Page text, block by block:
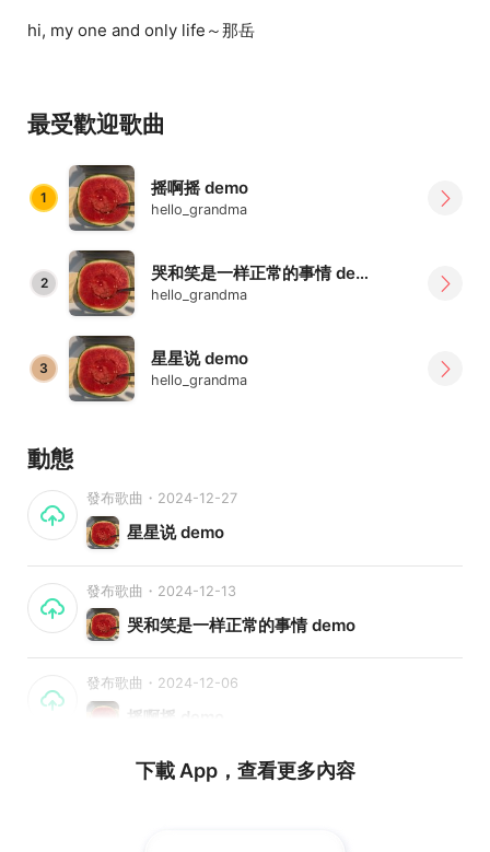
hi, my one and only life～那岳
最受歡迎歌曲
1 摇啊摇 demo
hello_grandma
2 哭和笑是一样正常的事情 demo
hello_grandma
3 星星说 demo
hello_grandma
動態
發布歌曲・2024-12-27
星星说 demo
發布歌曲・2024-12-13
哭和笑是一样正常的事情 demo
發布歌曲・2024-12-06
摇啊摇 demo
下載 App，查看更多內容